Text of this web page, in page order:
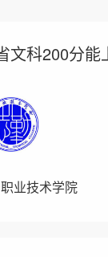
文科200分
业技术学院